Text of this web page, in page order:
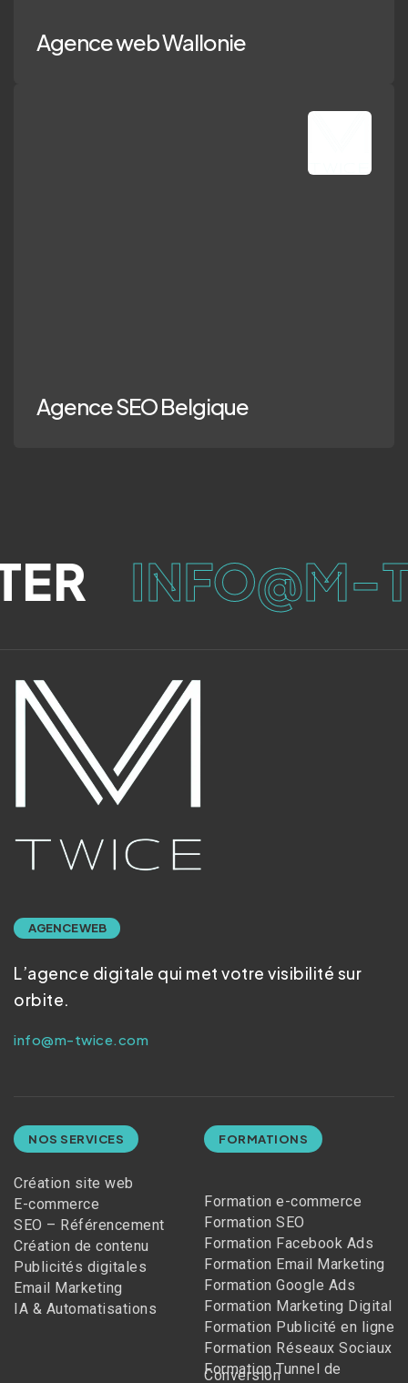
Agence web Wallonie
Agence SEO Belgique
INFO@M-
AGENCE WEB
L’agence digitale qui met votre visibilité sur
orbite.
info@m-twice.com
NOS SERVICES
Création site web
E-commerce
SEO – Référencement
Création de contenu
Publicités digitales
Email Marketing
IA & Automatisations
FORMATIONS
Formation e-commerce
Formation SEO
Formation Facebook Ads
Formation Email Marketing
Formation Google Ads
Formation Marketing Digital
Formation Publicité en ligne
Formation Réseaux Sociaux
Formation Tunnel de
Conversion